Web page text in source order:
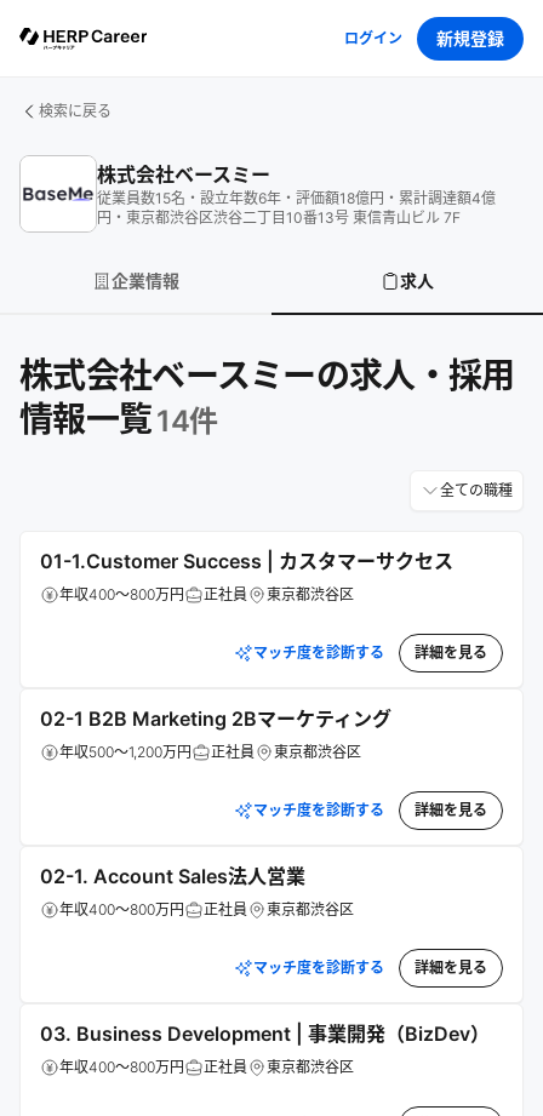
ログイン 新規登録
検索に戻る
株式会社ベースミー
従業員数15名 ・ 設立年数6年 ・ 評価額18億円 ・ 累計調達額4億
円 ・ 東京都渋谷区渋谷二丁目10番13号 東信青山ビル 7F
企業情報 求人
株式会社ベースミーの求人・採用
情報一覧14件
全ての職種
01-1.Customer Success | カスタマーサクセス
年収400～800万円 正社員 東京都渋谷区
マッチ度を診断する 詳細を見る
02-1 B2B Marketing 2Bマーケティング
年収500～1,200万円 正社員 東京都渋谷区
マッチ度を診断する 詳細を見る
02-1. Account Sales法人営業
年収400～800万円 正社員 東京都渋谷区
マッチ度を診断する 詳細を見る
03. Business Development | 事業開発（BizDev）
年収400～800万円 正社員 東京都渋谷区